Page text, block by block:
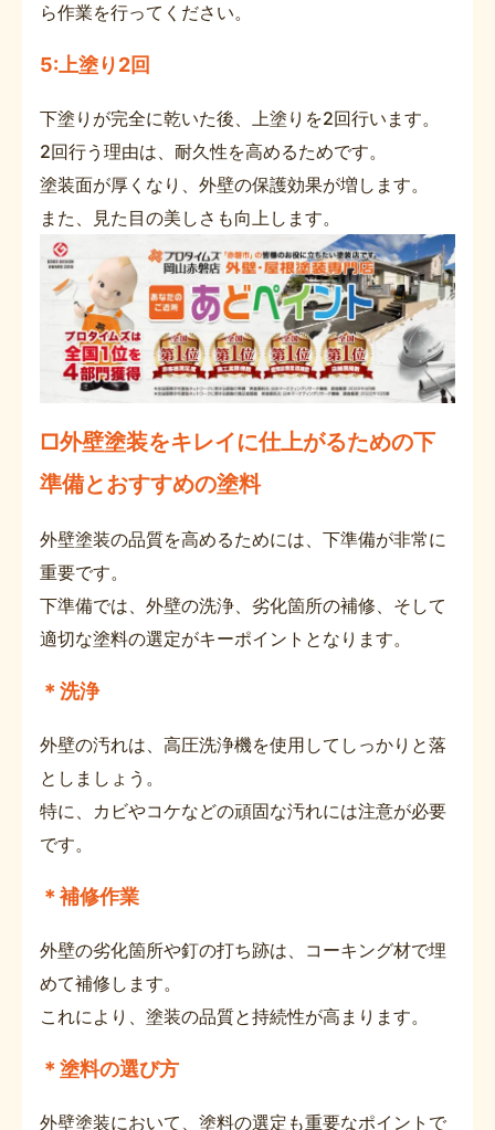
ら作業を行ってください。
5:上塗り2回
下塗りが完全に乾いた後、上塗りを2回行います。
2回行う理由は、耐久性を高めるためです。
塗装面が厚くなり、外壁の保護効果が増します。
また、見た目の美しさも向上します。
□外壁塗装をキレイに仕上がるための下
準備とおすすめの塗料
外壁塗装の品質を高めるためには、下準備が非常に
重要です。
下準備では、外壁の洗浄、劣化箇所の補修、そして
適切な塗料の選定がキーポイントとなります。
＊洗浄
外壁の汚れは、高圧洗浄機を使用してしっかりと落
としましょう。
特に、カビやコケなどの頑固な汚れには注意が必要
です。
＊補修作業
外壁の劣化箇所や釘の打ち跡は、コーキング材で埋
めて補修します。
これにより、塗装の品質と持続性が高まります。
＊塗料の選び方
外壁塗装において、塗料の選定も重要なポイントで